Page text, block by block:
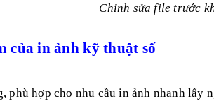
Chỉnh sửa file trước
của in ảnh kỹ thuật số
phù hợp cho nhu cầu in ảnh nhanh lấy